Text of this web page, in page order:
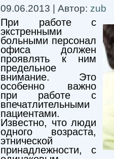
09.06.2013 | Автор: zub
При работе с
экстренными
больными персонал
офиса должен
проявлять к ним
предельное
внимание. Это
особенно важно
при работе с
впечатлительными
пациентами.
Известно, что люди
одного возраста,
этнической
принадлежности, с